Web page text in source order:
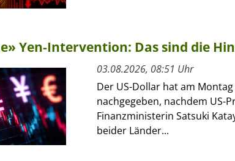
Yen-Intervention: Das sind die
03.08.2026, 08:51 Uhr
Der US-Dollar hat am
nachgegeben, nachdem US-
Finanzministerin Satsuki
beider Länder...